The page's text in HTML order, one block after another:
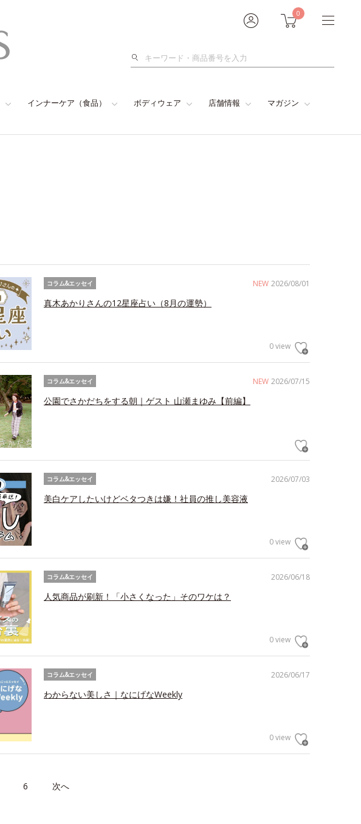
0
検
インナーケア（食品） ボディウェア 店舗情報 マガジン
NEW 2026/08/01
コラム&エッセイ
真木あかりさんの12星座占い（8月の運勢）
0 view
NEW 2026/07/15
コラム&エッセイ
公園でさかだちをする朝｜ゲスト 山瀬まゆみ【前編】
2026/07/03
コラム&エッセイ
美白ケアしたいけどベタつきは嫌！社員の推し美容液
0 view
2026/06/18
コラム&エッセイ
人気商品が刷新！「小さくなった」そのワケは？
0 view
2026/06/17
コラム&エッセイ
わからない美しさ｜なにげなWeekly
0 view
6 次へ